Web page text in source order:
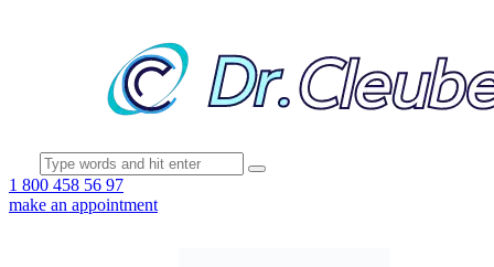
1 800 458 56 97
make an appointment